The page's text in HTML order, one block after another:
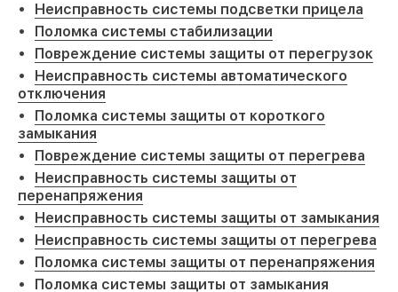
Неисправность системы подсветки прицела
Поломка системы стабилизации
Повреждение системы защиты от перегрузок
Неисправность системы автоматического
отключения
Поломка системы защиты от короткого
замыкания
Повреждение системы защиты от перегрева
Неисправность системы защиты от
перенапряжения
Неисправность системы защиты от замыкания
Неисправность системы защиты от перегрева
Поломка системы защиты от перенапряжения
Поломка системы защиты от замыкания